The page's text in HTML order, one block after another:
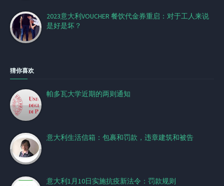
2023意大利VOUCHER 餐饮代金券重启：对于工人来说
是好是坏？
猜你喜欢
帕多瓦大学近期的两则通知
意大利生活信箱：包裹和罚款，违章建筑和被告
意大利1月10日实施抗疫新法令：罚款规则